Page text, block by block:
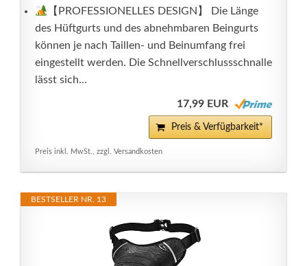
【PROFESSIONELLES DESIGN】 Die Länge
des Hüftgurts und des abnehmbaren Beingurts
können je nach Taillen- und Beinumfang frei
eingestellt werden. Die Schnellverschlussschnalle
lässt sich...
17,99 EUR
Preis & Verfügbarkeit*
Preis inkl. MwSt., zzgl. Versandkosten
BESTSELLER NR. 13